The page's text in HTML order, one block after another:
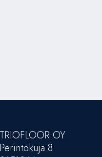
TRIOFLOOR OY
Perintökuja 8